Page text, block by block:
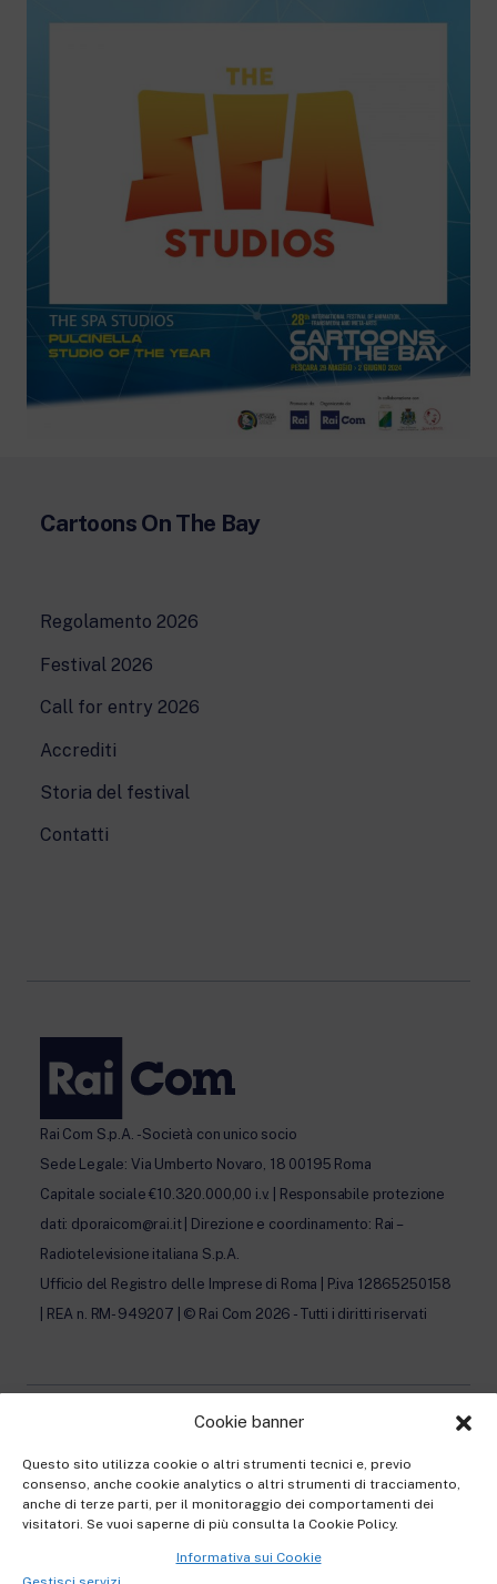
Cookie banner
Questo sito utilizza cookie o altri strumenti tecnici e, previo
consenso, anche cookie analytics o altri strumenti di tracciamento,
anche di terze parti, per il monitoraggio dei comportamenti dei
visitatori. Se vuoi saperne di più consulta la Cookie Policy.
Informativa sui Cookie
Cartoons On The Bay
Regolamento 2026
Festival 2026
Call for entry 2026
Accrediti
Storia del festival
Contatti
Rai Com S.p.A. - Società con unico socio
Sede Legale: Via Umberto Novaro, 18 00195 Roma
Capitale sociale €10.320.000,00 i.v. | Responsabile protezione
dati: dporaicom@rai.it | Direzione e coordinamento: Rai –
Radiotelevisione italiana S.p.A.
Ufficio del Registro delle Imprese di Roma | P.iva 12865250158
| REA n. RM- 949207 | © Rai Com 2026 - Tutti i diritti riservati
Cookie Policy e Preferenze Cookie
Informativa Contatti
Informativa registrazione al Festival